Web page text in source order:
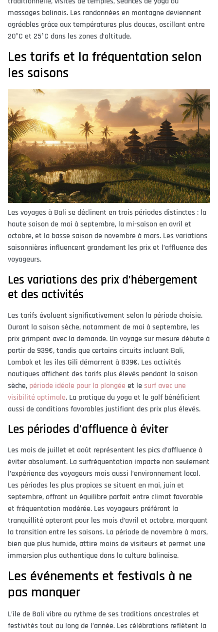
massages balinais. Les randonnées en montagne deviennent
agréables grâce aux températures plus douces, oscillant entre
20°C et 25°C dans les zones d’altitude.
Les tarifs et la fréquentation selon
les saisons
Les voyages à Bali se déclinent en trois périodes distinctes : la
haute saison de mai à septembre, la mi-saison en avril et
octobre, et la basse saison de novembre à mars. Les variations
saisonnières influencent grandement les prix et l’affluence des
voyageurs.
Les variations des prix d’hébergement
et des activités
Les tarifs évoluent significativement selon la période choisie.
Durant la saison sèche, notamment de mai à septembre, les
prix grimpent avec la demande. Un voyage sur mesure débute à
partir de 939€, tandis que certains circuits incluant Bali,
Lombok et les îles Gili démarrent à 839€. Les activités
nautiques affichent des tarifs plus élevés pendant la saison
sèche, période idéale pour la plongée et lesurf avec une
visibilité optimale. La pratique du yoga et le golf bénéficient
aussi de conditions favorables justifiant des prix plus élevés.
Les périodes d’affluence à éviter
Les mois de juillet et août représentent les pics d’affluence à
éviter absolument. La surfréquentation impacte non seulement
l’expérience des voyageurs mais aussi l’environnement local.
Les périodes les plus propices se situent en mai, juin et
septembre, offrant un équilibre parfait entre climat favorable
et fréquentation modérée. Les voyageurs préférant la
tranquillité opteront pour les mois d’avril et octobre, marquant
la transition entre les saisons. La période de novembre à mars,
bien que plus humide, attire moins de visiteurs et permet une
immersion plus authentique dans la culture balinaise.
Les événements et festivals à ne
pas manquer
L’île de Bali vibre au rythme de ses traditions ancestrales et
festivités tout au long de l’année. Les célébrations reflètent la